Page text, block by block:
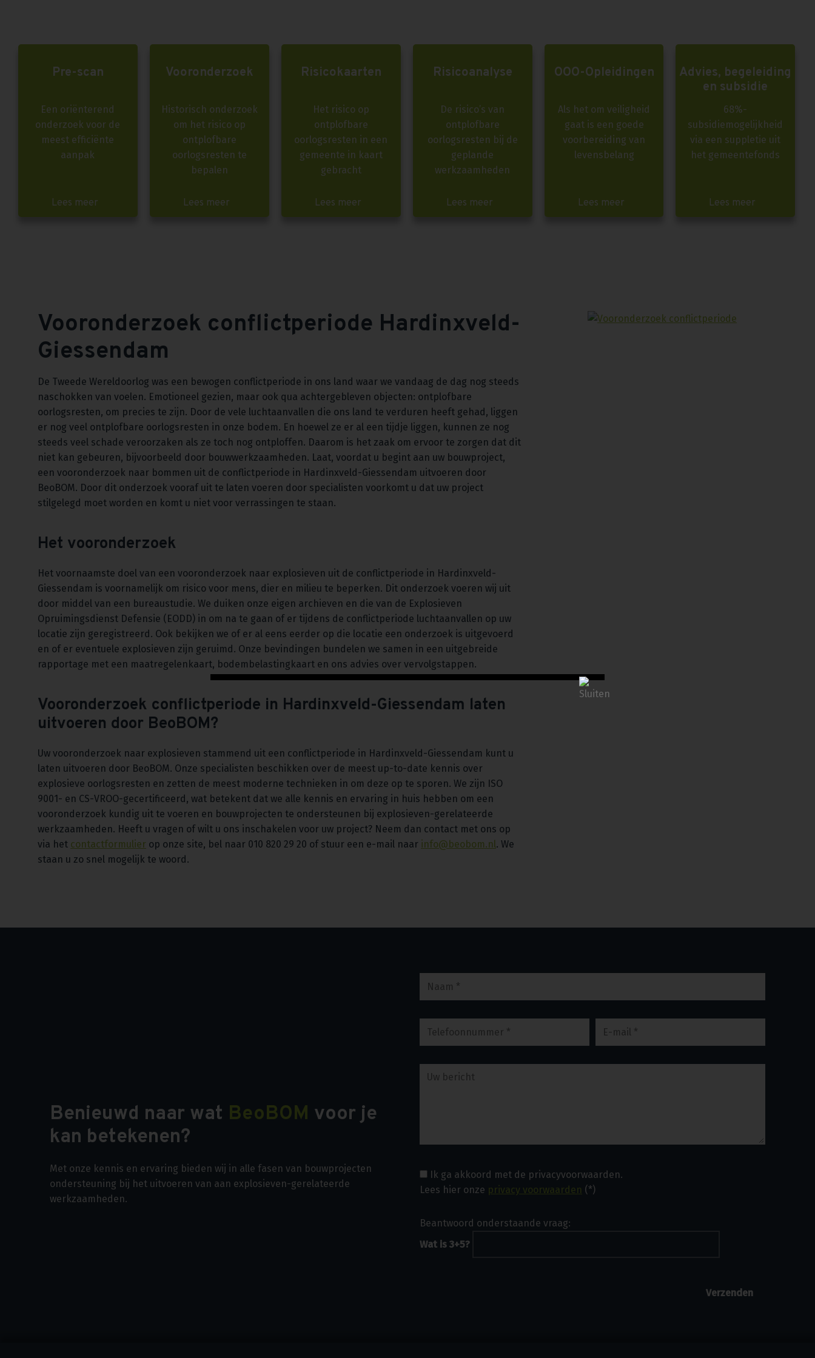
Pre-scan
Een oriënterend
onderzoek voor de
meest efficiënte
aanpak
Lees meer
Vooronderzoek
Historisch onderzoek
om het risico op
ontplofbare
oorlogsresten te
bepalen
Lees meer
Risicokaarten
Het risico op
ontplofbare
oorlogsresten in een
gemeente in kaart
gebracht
Lees meer
Risicoanalyse
De risico’s van
ontplofbare
oorlogsresten bij de
geplande
werkzaamheden
Lees meer
OOO-Opleidingen
Als het om veiligheid
gaat is een goede
voorbereiding van
levensbelang
Lees meer
Advies, begeleiding
en subsidie
68%-
subsidiemogelijkheid
via een suppletie uit
het gemeentefonds
Lees meer
Vooronderzoek conflictperiode Hardinxveld-
Giessendam
De Tweede Wereldoorlog was een bewogen conflictperiode in ons land waar we vandaag de dag nog steeds
naschokken van voelen. Emotioneel gezien, maar ook qua achtergebleven objecten: ontplofbare
oorlogsresten, om precies te zijn. Door de vele luchtaanvallen die ons land te verduren heeft gehad, liggen
er nog veel ontplofbare oorlogsresten in onze bodem. En hoewel ze er al een tijdje liggen, kunnen ze nog
steeds veel schade veroorzaken als ze toch nog ontploffen. Daarom is het zaak om ervoor te zorgen dat dit
niet kan gebeuren, bijvoorbeeld door bouwwerkzaamheden. Laat, voordat u begint aan uw bouwproject,
een vooronderzoek naar bommen uit de conflictperiode in Hardinxveld-Giessendam uitvoeren door
BeoBOM. Door dit onderzoek vooraf uit te laten voeren door specialisten voorkomt u dat uw project
stilgelegd moet worden en komt u niet voor verrassingen te staan.
Het vooronderzoek
Het voornaamste doel van een vooronderzoek naar explosieven uit de conflictperiode in Hardinxveld-
Giessendam is voornamelijk om risico voor mens, dier en milieu te beperken. Dit onderzoek voeren wij uit
door middel van een bureaustudie. We duiken onze eigen archieven en die van de Explosieven
Opruimingsdienst Defensie (EODD) in om na te gaan of er tijdens de conflictperiode luchtaanvallen op uw
locatie zijn geregistreerd. Ook bekijken we of er al eens eerder op die locatie een onderzoek is uitgevoerd
en of er eventuele explosieven zijn geruimd. Onze bevindingen bundelen we samen in een uitgebreide
rapportage met een maatregelenkaart, bodembelastingkaart en ons advies over vervolgstappen.
Vooronderzoek conflictperiode in Hardinxveld-Giessendam laten
uitvoeren door BeoBOM?
Uw vooronderzoek naar explosieven stammend uit een conflictperiode in Hardinxveld-Giessendam kunt u
laten uitvoeren door BeoBOM. Onze specialisten beschikken over de meest up-to-date kennis over
explosieve oorlogsresten en zetten de meest moderne technieken in om deze op te sporen. We zijn ISO
9001- en CS-VROO-gecertificeerd, wat betekent dat we alle kennis en ervaring in huis hebben om een
vooronderzoek kundig uit te voeren en bouwprojecten te ondersteunen bij explosieven-gerelateerde
werkzaamheden. Heeft u vragen of wilt u ons inschakelen voor uw project? Neem dan contact met ons op
via het contactformulier op onze site, bel naar 010 820 29 20 of stuur een e-mail naar info@beobom.nl . We
staan u zo snel mogelijk te woord.
Benieuwd naar wat BeoBOM voor je
kan betekenen?
Met onze kennis en ervaring bieden wij in alle fasen van bouwprojecten
ondersteuning bij het uitvoeren van aan explosieven-gerelateerde
werkzaamheden.
Ik ga akkoord met de privacyvoorwaarden.
Lees hier onze privacy voorwaarden (*)
Beantwoord onderstaande vraag:
Wat is 3+5?